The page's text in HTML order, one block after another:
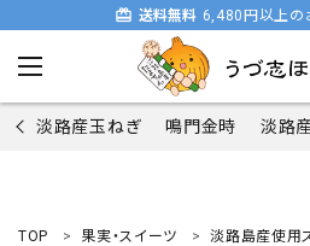
card_giftcard 送料無料 6,480円以上の
淡路産玉ねぎ 鳴門金時 淡路
TOP 果実・スイーツ 淡路島産使用